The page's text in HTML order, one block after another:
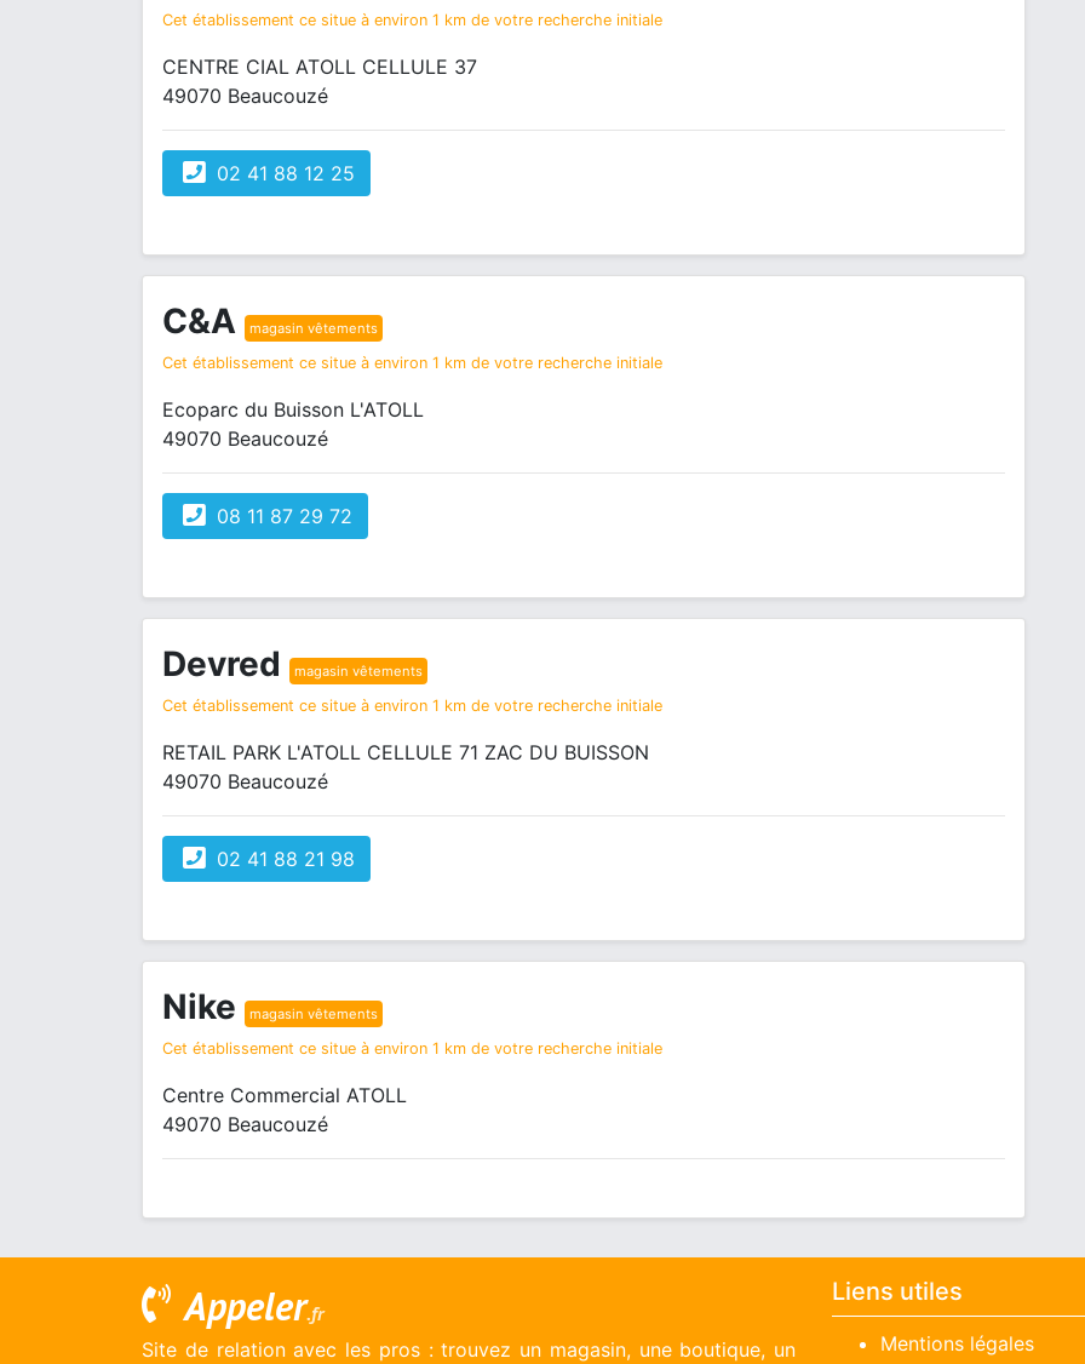
Cet établissement ce situe à environ 1 km de votre recherche initiale
CENTRE CIAL ATOLL CELLULE 37
49070 Beaucouzé
02 41 88 12 25
C&A magasin vêtements
Cet établissement ce situe à environ 1 km de votre recherche initiale
Ecoparc du Buisson L'ATOLL
49070 Beaucouzé
08 11 87 29 72
Devred magasin vêtements
Cet établissement ce situe à environ 1 km de votre recherche initiale
RETAIL PARK L'ATOLL CELLULE 71 ZAC DU BUISSON
49070 Beaucouzé
02 41 88 21 98
Nike magasin vêtements
Cet établissement ce situe à environ 1 km de votre recherche initiale
Centre Commercial ATOLL
49070 Beaucouzé
Appeler.fr
Site de relation avec les pros : trouvez un magasin, une boutique, un
Liens utiles
Mentions légales